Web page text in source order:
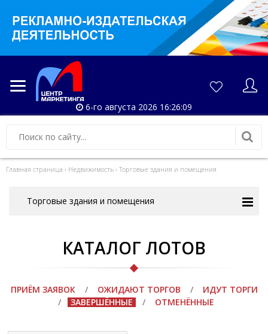
6-го августа 2026 16:26:12
Главная страница › Недвижимость › Торговые здания и помещения
Торговые здания и помещения
КАТАЛОГ ЛОТОВ
ПРИЁМ ЗАЯВОК / ОЖИДАЮТ ТОРГОВ /
ИДУТ ТОРГИ
/
ЗАВЕРШЁННЫЕ / ОТМЕНЁННЫЕ